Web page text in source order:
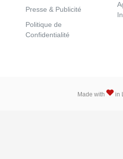
Presse & Publicité
Politique de
Confidentialité
Made with in